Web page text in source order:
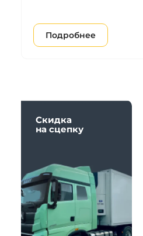
Подробнее
Скидка
на сцепку